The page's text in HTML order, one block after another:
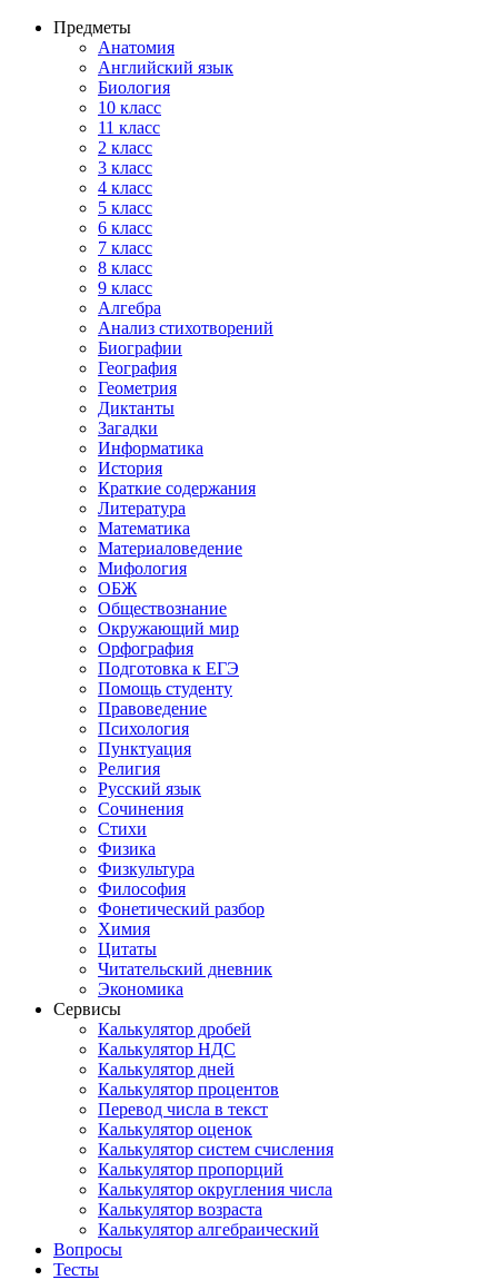
Предметы
Анатомия
Английский язык
Биология
10 класс
11 класс
2 класс
3 класс
4 класс
5 класс
6 класс
7 класс
8 класс
9 класс
Алгебра
Анализ стихотворений
Биографии
География
Геометрия
Диктанты
Загадки
Информатика
История
Краткие содержания
Литература
Математика
Материаловедение
Мифология
ОБЖ
Обществознание
Окружающий мир
Орфография
Подготовка к ЕГЭ
Помощь студенту
Правоведение
Психология
Пунктуация
Религия
Русский язык
Сочинения
Стихи
Физика
Физкультура
Философия
Фонетический разбор
Химия
Цитаты
Читательский дневник
Экономика
Сервисы
Калькулятор дробей
Калькулятор НДС
Калькулятор дней
Калькулятор процентов
Перевод числа в текст
Калькулятор оценок
Калькулятор систем счисления
Калькулятор пропорций
Калькулятор округления числа
Калькулятор возраста
Калькулятор алгебраический
Вопросы
Тесты